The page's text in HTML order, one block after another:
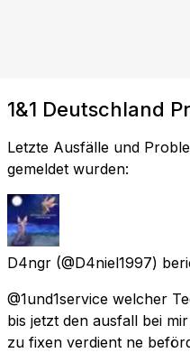
1&1 Deutschland
Letzte Ausfälle und
gemeldet wurden:
D4ngr (@D4niel1997)
@1und1service welcher
bis jetzt den ausfall bei
zu fixen verdient ne